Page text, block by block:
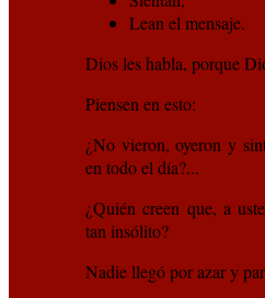
Lean el mensaje.
Dios les habla, porque
Piensen en esto:
¿No vieron, oyeron y
en todo el día?...
¿Quién creen que, a
tan insólito?
Nadie llegó por azar y